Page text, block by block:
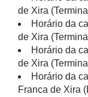
de Xira
Horário da
de Xira
Horário da
de Xira
Horário da
Franca de Xira